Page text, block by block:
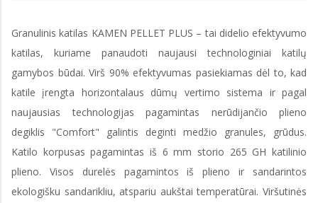
Granulinis katilas KAMEN PELLET PLUS – tai didelio efektyvumo
katilas, kuriame panaudoti naujausi technologiniai katilų
gamybos būdai. Virš 90% efektyvumas pasiekiamas dėl to, kad
katile įrengta horizontalaus dūmų vertimo sistema ir pagal
naujausias technologijas pagamintas nerūdijančio plieno
degiklis "Comfort" galintis deginti medžio granules, grūdus.
Katilo korpusas pagamintas iš 6 mm storio 265 GH katilinio
plieno. Visos durelės pagamintos iš plieno ir sandarintos
ekologišku sandarikliu, atspariu aukštai temperatūrai. Viršutinės